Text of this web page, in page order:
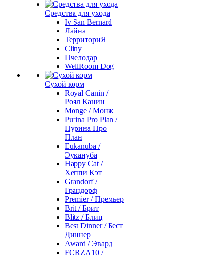
Средства для ухода
Iv San Bernard
Лайна
ТерриториЯ
Cliny
Пчелодар
WellRoom Dog
Сухой корм
Royal Canin /
Роял Канин
Monge / Монж
Purina Pro Plan /
Пурина Про
План
Eukanuba /
Эукануба
Happy Cat /
Хеппи Кэт
Grandorf /
Грандорф
Premier / Премьер
Brit / Брит
Blitz / Блиц
Best Dinner / Бест
Диннер
Award / Эвард
FORZA10 /